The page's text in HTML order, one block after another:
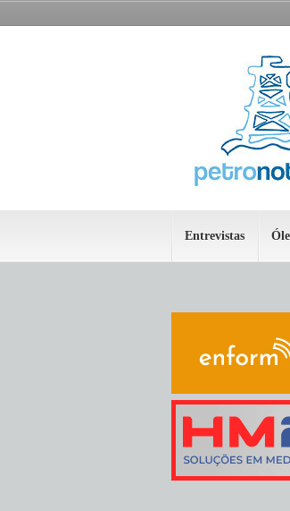
Entrevistas